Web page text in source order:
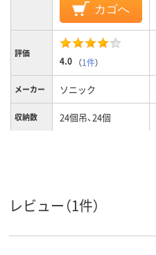
カゴへ
評価
4.0 （1件）
メーカー ソニック
収納数 24個吊、24個
レビュー（1件）